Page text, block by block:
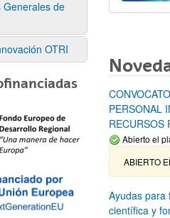
Generales de
OTRI
PERSONAL
RECURSOS
Abierto el
ABIERTO
Ayudas para
científica y